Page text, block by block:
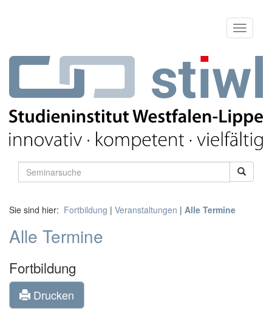
Sie sind hier: Fortbildung | Veranstaltungen | Alle Termine
Alle Termine
Fortbildung
Drucken